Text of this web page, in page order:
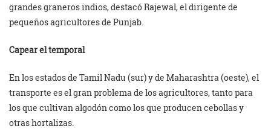
grandes graneros indios, destacó Rajewal, el dirigente de
pequeños agricultores de Punjab.
Capear el temporal
En los estados de Tamil Nadu (sur) y de Maharashtra (oeste), el
transporte es el gran problema de los agricultores, tanto para
los que cultivan algodón como los que producen cebollas y
otras hortalizas.